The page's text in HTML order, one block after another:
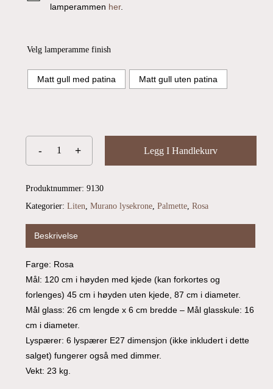
Go To Shop
lamperammen her.
Velg lamperamme finish
Matt gull med patina Matt gull uten patina
Legg I Handlekurv
Produktnummer: 9130
Kategorier: Liten Murano lysekrone, Palmette, Rosa
Beskrivelse
Farge: Rosa
Mål: 120 cm i høyden med kjede (kan forkortes og
forlenges) 45 cm i høyden uten kjede, 87 cm i diameter.
Mål glass: 26 cm lengde x 6 cm bredde – Mål glasskule: 16
cm i diameter.
Lyspærer: 6 lyspærer E27 dimensjon (ikke inkludert i dette
salget) fungerer også med dimmer.
Vekt: 23 kg.